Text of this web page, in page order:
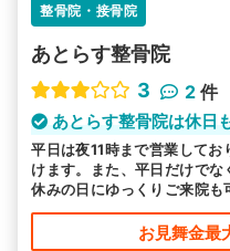
整骨院・接骨院
あとらす整骨院
3
2 件
あとらす整骨院は休日
平日は夜11時まで営業して
けます。また、平日だけでな
休みの日にゆっくりご来院も
お見舞金最